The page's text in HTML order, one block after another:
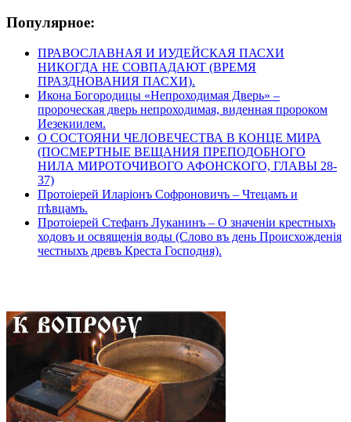
Популярное:
ПРАВОСЛАВНАЯ И ИУДЕЙСКАЯ ПАСХИ
НИКОГДА НЕ СОВПАДАЮТ (ВРЕМЯ
ПРАЗДНОВАНИЯ ПАСХИ).
Икона Богородицы «Непроходимая Дверь» –
пророческая дверь непроходимая, виденная пророком
Иезекиилем.
О СОСТОЯНИ ЧЕЛОВЕЧЕСТВА В КОНЦЕ МИРА
(ПОСМЕРТНЫЕ ВЕЩАНИЯ ПРЕПОДОБНОГО
НИЛА МИРОТОЧИВОГО АФОНСКОГО, ГЛАВЫ 28-
37)
Протоіерей Иларіонъ Софроновичъ – Чтецамъ и
пѣвцамъ.
Протоіерей Стефанъ Луканинъ – О значеніи крестныхъ
ходовъ и освященія воды (Слово въ день Происхожденія
честныхъ древъ Креста Господня).